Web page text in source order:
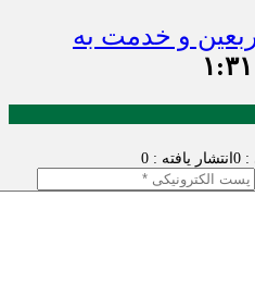
و خدمت‌ به
انتشار یافته : 0